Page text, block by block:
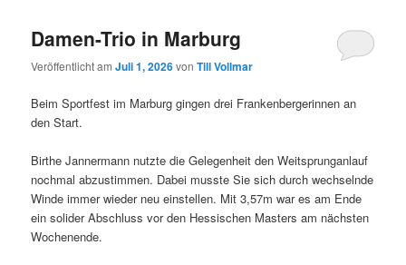
Damen-Trio in Marburg
Veröffentlicht amJuli 1, 2026vonTill Vollmar
Beim Sportfest im Marburg gingen drei Frankenbergerinnen an
den Start.
Birthe Jannermann nutzte die Gelegenheit den Weitsprunganlauf
nochmal abzustimmen. Dabei musste Sie sich durch wechselnde
Winde immer wieder neu einstellen. Mit 3,57m war es am Ende
ein solider Abschluss vor den Hessischen Masters am nächsten
Wochenende.